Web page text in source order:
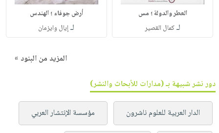
العطر والدولة ؛ مس
لـكمال القصير
أرض جوفاء ؛ الهندس
لـإيال وايزمان
المزيد من البنود »
دور نشر شبيهة بـ (مدارات للأبحاث والنشر)
الدار العربية للعلوم ناشرون مؤسسة الإنتشار العربي